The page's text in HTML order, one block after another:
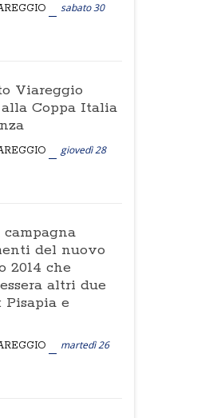
sabato 30
Viareggio
Coppa Italia
giovedì 28
del nuovo
2014 che
altri due
Pisapia e
martedì 26